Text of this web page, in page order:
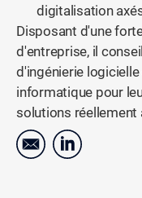
digitalisation
Disposant d'une
d'entreprise, il
d'ingénierie
informatique pour
solutions réellement